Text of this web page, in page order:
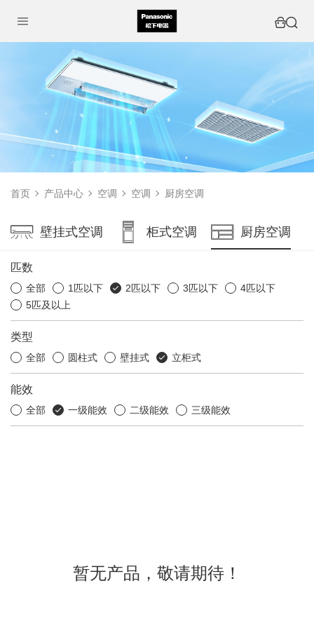
首页 产品中心 空调 空调 厨房空调
壁挂式空调 柜式空调 厨房空调
匹数
全部 1匹以下 2匹以下 3匹以下
4匹以下
5匹及以上
类型
全部 圆柱式 壁挂式 立柜式
能效
全部 一级能效 二级能效 三级能效
暂无产品，敬请期待！